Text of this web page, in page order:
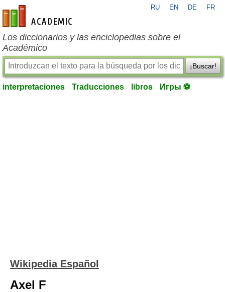
es-academic.com
RU EN DE FR
Los diccionarios y las enciclopedias sobre el
Académico
¡Buscar!
interpretaciones Traducciones libros Игры ⚽
Wikipedia Español
Axel F